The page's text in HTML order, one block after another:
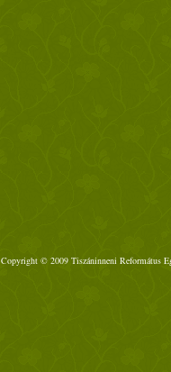
Copyright © 2009 Tiszáninneni Református